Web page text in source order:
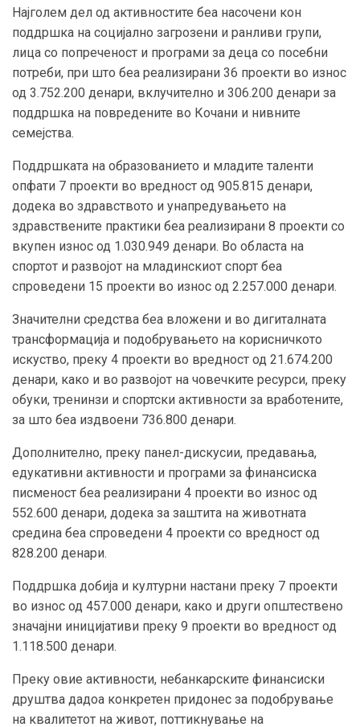
Најголем дел од активностите беа насочени кон
поддршка на социјално загрозени и ранливи групи,
лица со попреченост и програми за деца со посебни
потреби, при што беа реализирани 36 проекти во износ
од 3.752.200 денари, вклучително и 306.200 денари за
поддршка на повредените во Кочани и нивните
семејства.
Поддршката на образованието и младите таленти
опфати 7 проекти во вредност од 905.815 денари,
додека во здравството и унапредувањето на
здравствените практики беа реализирани 8 проекти со
вкупен износ од 1.030.949 денари. Во областа на
спортот и развојот на младинскиот спорт беа
спроведени 15 проекти во износ од 2.257.000 денари.
Значителни средства беа вложени и во дигиталната
трансформација и подобрувањето на корисничкото
искуство, преку 4 проекти во вредност од 21.674.200
денари, како и во развојот на човечките ресурси, преку
обуки, тренинзи и спортски активности за вработените,
за што беа издвоени 736.800 денари.
Дополнително, преку панел-дискусии, предавања,
едукативни активности и програми за финансиска
писменост беа реализирани 4 проекти во износ од
552.600 денари, додека за заштита на животната
средина беа спроведени 4 проекти со вредност од
828.200 денари.
Поддршка добија и културни настани преку 7 проекти
во износ од 457.000 денари, како и други општествено
значајни иницијативи преку 9 проекти во вредност од
1.118.500 денари.
Преку овие активности, небанкарските финансиски
друштва дадоа конкретен придонес за подобрување
на квалитетот на живот, поттикнување на